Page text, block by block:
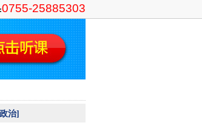
:0755-25885303
治]